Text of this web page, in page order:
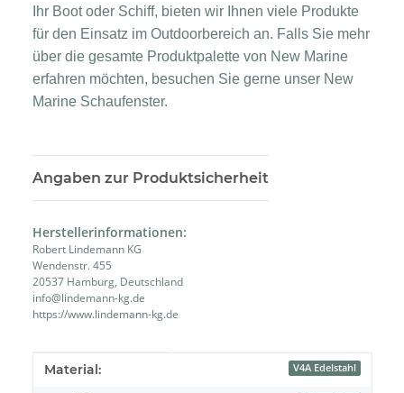
Ihr Boot oder Schiff, bieten wir Ihnen viele Produkte
für den Einsatz im Outdoorbereich an. Falls Sie mehr
über die gesamte Produktpalette von New Marine
erfahren möchten, besuchen Sie gerne unser New
Marine Schaufenster.
Angaben zur Produktsicherheit
Herstellerinformationen:
Robert Lindemann KG
Wendenstr. 455
20537 Hamburg, Deutschland
info@lindemann-kg.de
https://www.lindemann-kg.de
Produkteigenschaft
Wert
Material: V4A Edelstahl